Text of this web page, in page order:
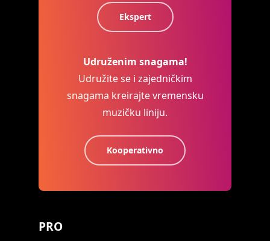
Ekspert
Udruženim snagama!
Udružite se i zajedničkim
snagama kreirajte vremensku
muzičku liniju.
Kooperativno
PRO